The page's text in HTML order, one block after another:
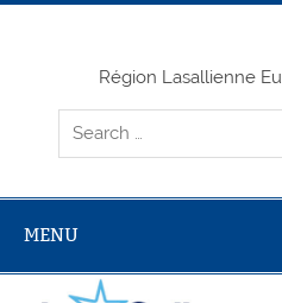
Skip
Région Lasallienne
MENU